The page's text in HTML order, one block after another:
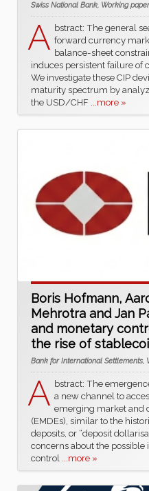
Swiss National Bank, Working
A bstract: The general
forward currency
balance-sheet
induces persistent failure of
We investigate these CIP
maturity spectrum by
the USD/CHF ...more »
Boris Hofmann,
Mehrotra and Jan
and monetary
the rise of
Bank for International Settlements,
A bstract: The
a new channel to
emerging market and
(EMDEs), similar to the
deposits, or “deposit
concerns about the
control ...more »